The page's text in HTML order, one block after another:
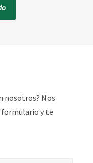
nosotros? Nos
formulario y te